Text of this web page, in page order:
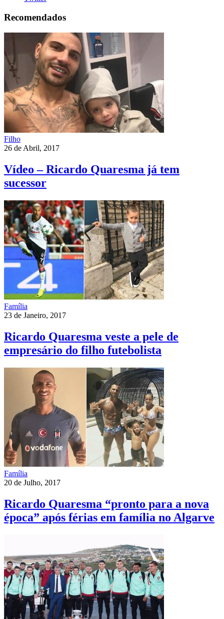
Recomendados
Filho
26 de Abril, 2017
Vídeo – Ricardo Quaresma já tem
sucessor
Família
23 de Janeiro, 2017
Ricardo Quaresma veste a pele de
empresário do filho futebolista
Família
20 de Julho, 2017
Ricardo Quaresma “pronto para a nova
época” após férias em família no Algarve